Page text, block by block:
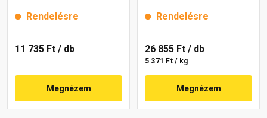
Rendelésre
11 735 Ft / db
Megnézem
Rendelésre
26 855 Ft / db
5 371 Ft / kg
Megnézem